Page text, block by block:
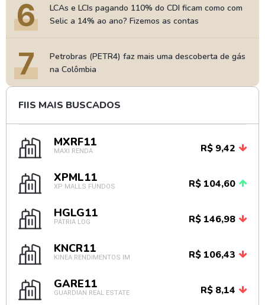
6
LCAs e LCIs pagando 110% do CDI ficam como com
Selic a 14% ao ano? Fizemos as contas
7
Petrobras (PETR4) faz mais uma descoberta de gás
na Colômbia
FIIS MAIS BUSCADOS
MXRF11
MAXI RENDA R$ 9,42
XPML11
XP MALLS FUNDOS R$ 104,60
HGLG11
PÁTRIA LOG R$ 146,98
KNCR11
KINEA RENDIMENTOS IM R$ 106,43
GARE11
GUARDIAN REAL ESTATE R$ 8,14